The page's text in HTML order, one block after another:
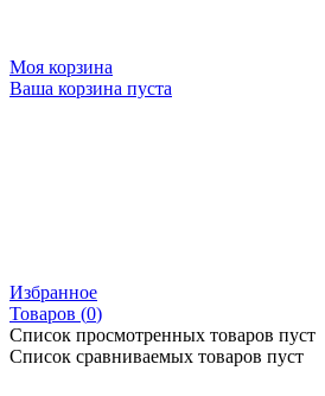
Моя корзина
Ваша корзина пуста
Избранное
Товаров (0)
Список просмотренных товаров пуст
Список сравниваемых товаров пуст